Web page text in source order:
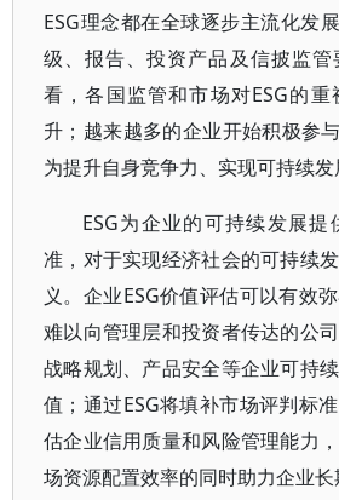
ESG理念都在全球逐步主流化发
级、报告、投资产品及信披监
看，各国监管和市场对ESG的
升；越来越多的企业开始积极参
为提升自身竞争力、实现可持续发
ESG为企业的可持续发展
准，对于实现经济社会的可持续
义。企业ESG价值评估可以有效
难以向管理层和投资者传达的公司
战略规划、产品安全等企业可持
值；通过ESG将填补市场评判标
估企业信用质量和风险管理能力
场资源配置效率的同时助力企业长